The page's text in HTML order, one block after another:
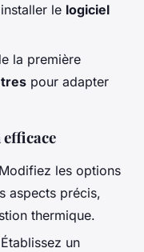
le logiciel
la première
pour adapter
les options
aspects précis,
thermique.
un